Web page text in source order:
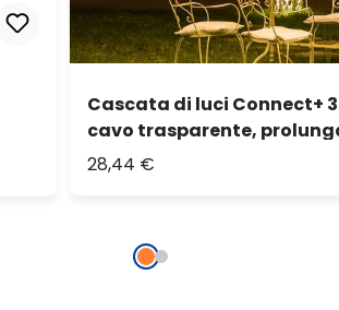
Cascata di luci Connect+
cavo trasparente,
28,44 €